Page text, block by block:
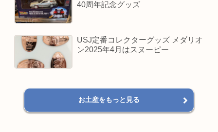
40周年記念グッズ
USJ定番コレクターグッズ メダリオ
ン2025年4月はスヌーピー
お土産をもっと見る